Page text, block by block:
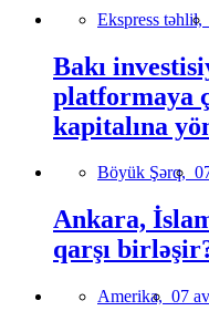
Ekspress təhlil,
Bakı
platformaya
kapitalına
Böyük Şərq,
Ankara,
qarşı
Amerika, 07